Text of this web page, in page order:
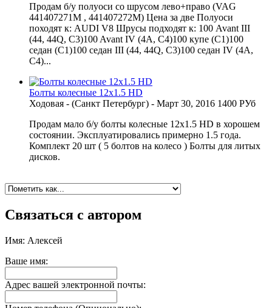
Продам б/у полуоси со шрусом лево+право (VAG
441407271M , 441407272M) Цена за две Полуоси
походят к: AUDI V8 Шрусы подходят к: 100 Avant III
(44, 44Q, C3)100 Avant IV (4A, C4)100 купе (C1)100
седан (C1)100 седан III (44, 44Q, C3)100 седан IV (4A,
C4)...
Болты колесные 12х1.5 HD
Ходовая - (Санкт Петербург) - Март 30, 2016 1400 РУб
Продам мало б/у болты колесные 12х1.5 HD в хорошем
состоянии. Эксплуатировались примерно 1.5 года.
Комплект 20 шт ( 5 болтов на колесо ) Болты для литых
дисков.
Связаться с автором
Имя: Алексей
Ваше имя:
Адрес вашей электронной почты: